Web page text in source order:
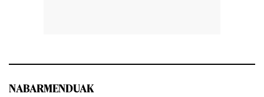
NABARMENDUAK